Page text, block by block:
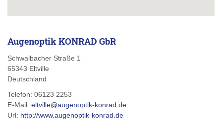
Augenoptik KONRAD GbR
Schwalbacher Straße 1
65343 Eltville
Deutschland
Telefon: 06123 2253
E-Mail: eltville@augenoptik-konrad.de
Url: http://www.augenoptik-konrad.de